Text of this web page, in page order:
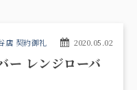
2020.05.02
店 契約御礼
ー レンジローバ